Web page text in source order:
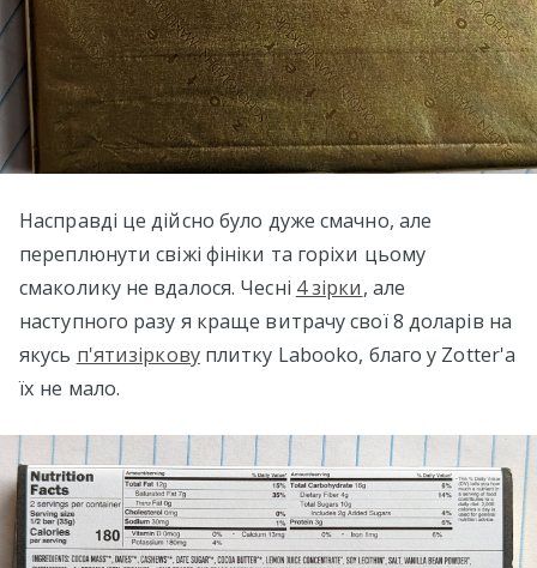
Насправді це дійсно було дуже смачно, але
переплюнути свіжі фініки та горіхи цьому
смаколику не вдалося. Чесні 4 зірки, але
наступного разу я краще витрачу свої 8 доларів на
якусь п'ятизірковуплитку Labooko, благо у Zotter'а
їх не мало.